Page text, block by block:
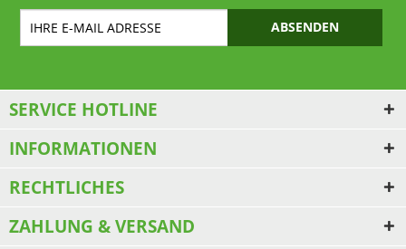
ABSENDEN
SERVICE HOTLINE
INFORMATIONEN
RECHTLICHES
ZAHLUNG & VERSAND